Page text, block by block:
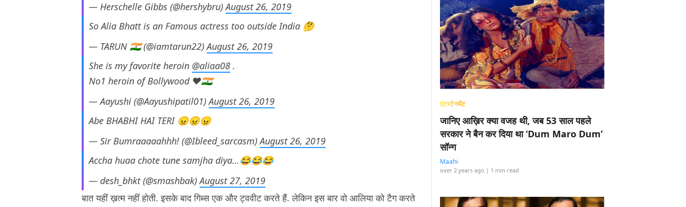
— Herschelle Gibbs (@hershybru)August 26, 2019
So Alia Bhatt is an Famous actress too outside India 🤔
— TARUN 🇮🇳 (@iamtarun22)August 26, 2019
She is my favorite heroin @aliaa08 .
No1 heroin of Bollywood ♥️🇮🇳
— Aayushi (@Aayushipatil01)August 26, 2019
Abe BHABHI HAI TERI 😠😠😠
— Sir Bumraaaaahhh! (@Ibleed_sarcasm)August 26, 2019
Accha huaa chote tune samjha diya…😂😂😂
— desh_bhkt (@smashbak)August 27, 2019
बात यहीं ख़त्म नहीं होती. इसके बाद गिब्स एक और ट्ववीट करते हैं. लेकिन इस बार वो आलिया को टैग करते
एंटरटेनमेंट
जानिए आख़िर क्या वजह थी, जब 53 साल पहले
सरकार ने बैन कर दिया था ‘Dum Maro Dum’
सॉन्ग
Maahi
over 2 years ago | 1 min read